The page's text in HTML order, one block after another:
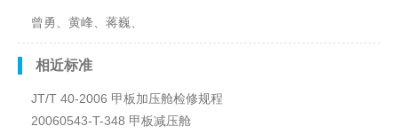
曾勇、黄峰、蒋巍、
相近标准
JT/T 40-2006 甲板加压舱检修规程
20060543-T-348 甲板减压舱